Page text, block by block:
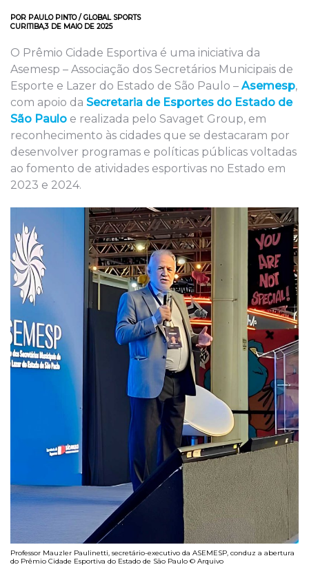
POR PAULO PINTO / GLOBAL SPORTS
CURITIBA,3 DE MAIO DE 2025
O Prêmio Cidade Esportiva é uma iniciativa da
Asemesp – Associação dos Secretários Municipais de
Esporte e Lazer do Estado de São Paulo – Asemesp,
com apoio da Secretaria de Esportes do Estado de
São Paulo e realizada pelo Savaget Group, em
reconhecimento às cidades que se destacaram por
desenvolver programas e políticas públicas voltadas
ao fomento de atividades esportivas no Estado em
2023 e 2024.
Professor Mauzler Paulinetti, secretário-executivo da ASEMESP, conduz a abertura
do Prêmio Cidade Esportiva do Estado de São Paulo © Arquivo